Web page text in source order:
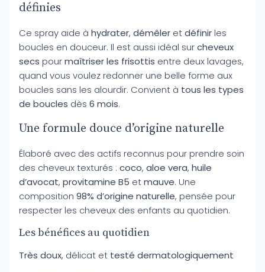
définies
Ce spray aide à hydrater, démêler etdéfinirles
boucles en douceur. Il est aussi idéal surcheveux
secs pourmaîtriser les frisottis entre deux lavages,
quand vous voulez redonner une belle forme aux
boucles sans les alourdir. Convient à tous les types
de boucles dès 6 mois.
Une formule douce d’origine naturelle
Élaboré avec des actifs reconnus pour prendre soin
des cheveux texturés : coco, aloe vera, huile
d’avocat, provitamine B5 etmauve. Une
composition 98% d’origine naturelle, pensée pour
respecter les cheveux des enfants au quotidien.
Les bénéfices au quotidien
Très doux, délicat et testé dermatologiquement